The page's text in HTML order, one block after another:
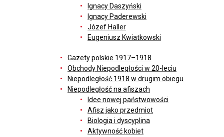
Ignacy Daszyński
Ignacy Paderewski
Józef Haller
Eugeniusz Kwiatkowski
Gazety polskie 1917–1918
Obchody Niepodległości w 20-leciu
Niepodległość 1918 w drugim obiegu
Niepodległość na afiszach
Idee nowej państwowości
Afisz jako przedmiot
Biologia i dyscyplina
Aktywność kobiet